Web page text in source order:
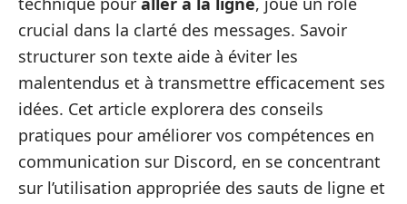
crucial dans la clarté des messages. Savoir
structurer son texte aide à éviter les
malentendus et à transmettre efficacement ses
idées. Cet article explorera des conseils
pratiques pour améliorer vos compétences en
communication sur Discord, en se concentrant
sur l’utilisation appropriée des sauts de ligne et